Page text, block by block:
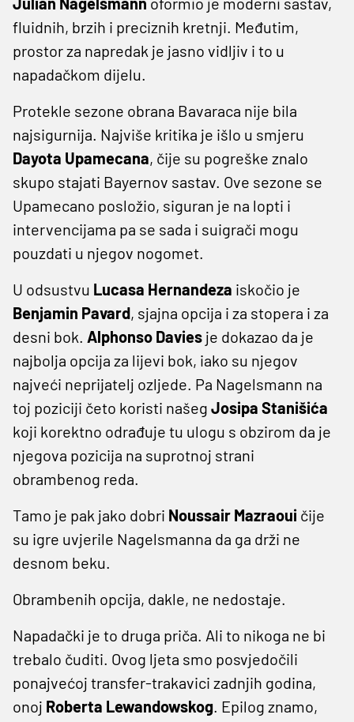
fluidnih, brzih i preciznih kretnji. Međutim,
prostor za napredak je jasno vidljiv i to u
napadačkom dijelu.
Protekle sezone obrana Bavaraca nije bila
najsigurnija. Najviše kritika je išlo u smjeru
Dayota Upamecana, čije su pogreške znalo
skupo stajati Bayernov sastav. Ove sezone se
Upamecano posložio, siguran je na lopti i
intervencijama pa se sada i suigrači mogu
pouzdati u njegov nogomet.
U odsustvu Lucasa Hernandeza iskočio je
Benjamin Pavard, sjajna opcija i za stopera i za
desni bok. Alphonso Davies je dokazao da je
najbolja opcija za lijevi bok, iako su njegov
najveći neprijatelj ozljede. Pa Nagelsmann na
toj poziciji četo koristi našeg Josipa Stanišića
koji korektno odrađuje tu ulogu s obzirom da je
njegova pozicija na suprotnoj strani
obrambenog reda.
Tamo je pak jako dobri Noussair Mazraoui čije
su igre uvjerile Nagelsmanna da ga drži ne
desnom beku.
Obrambenih opcija, dakle, ne nedostaje.
Napadački je to druga priča. Ali to nikoga ne bi
trebalo čuditi. Ovog ljeta smo posvjedočili
ponajvećoj transfer-trakavici zadnjih godina,
onoj Roberta Lewandowskog . Epilog znamo,